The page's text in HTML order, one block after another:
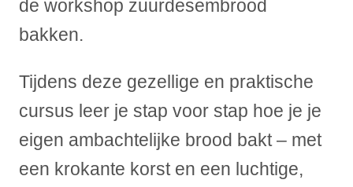
a
k
e
–
b
de workshop zuurdesembrood
bakken.
Tijdens deze gezellige en praktische
cursus leer je stap voor stap hoe je je
eigen ambachtelijke brood bakt – met
een krokante korst en een luchtige,